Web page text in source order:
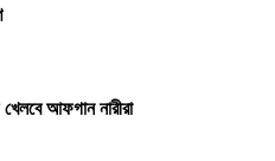
আফগান নারীরা